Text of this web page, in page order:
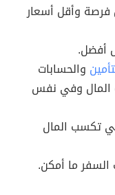
فرصة وأقل أسعار
أفضل.
والحسابات
المال وفي نفس
تكسب المال
السفر ما أمكن.